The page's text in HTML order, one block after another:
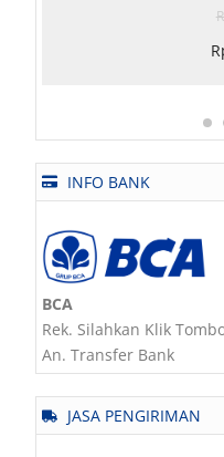
INFO BANK
BCA
Rek. Silahkan Klik
An. Transfer Bank
JASA PENGIRIMAN